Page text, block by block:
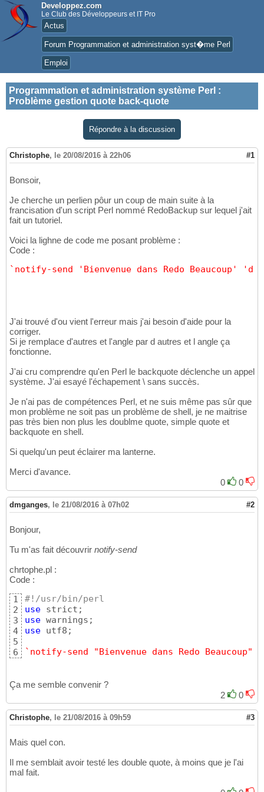
Developpez.com
Le Club des Développeurs et IT Pro
Actus
Forum Programmation et administration syst�me Perl
Emploi
Programmation et administration système Perl :
Problème gestion quote back-quote
Répondre à la discussion
Christophe, le 20/08/2016 à 22h06 #1
Bonsoir,
Je cherche un perlien pôur un coup de main suite à la
francisation d'un script Perl nommé RedoBackup sur lequel j'ait
fait un tutoriel.
Voici la lighne de code me posant problème :
Code :
`notify-send 'Bienvenue dans Redo
J'ai trouvé d'ou vient l'erreur mais j'ai besoin d'aide pour la
corriger.
Si je remplace d'autres et l'angle par d autres et l angle ça
fonctionne.
J'ai cru comprendre qu'en Perl le backquote déclenche un appel
système. J'ai esayé l'échapement \ sans succès.
Je n'ai pas de compétences Perl, et ne suis même pas sûr que
mon problème ne soit pas un problème de shell, je ne maitrise
pas très bien non plus les doublme quote, simple quote et
backquote en shell.
Si quelqu'un peut éclairer ma lanterne.
Merci d'avance.
0
0
dmganges, le 21/08/2016 à 07h02 #2
Bonjour,
Tu m'as fait découvrir notify-send
chrtophe.pl :
Code :
1
2
3
4
5
6
#!/usr/bin/perl
use
use
use utf8;
`notify-send "Bienvenue dans Redo
Ça me semble convenir ?
2
0
Christophe, le 21/08/2016 à 09h59 #3
Mais quel con.
Il me semblait avoir testé les double quote, à moins que je l'ai
mal fait.